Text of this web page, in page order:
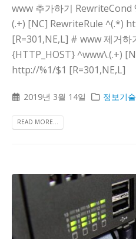
www 추가하기 RewriteCond
(.+) [NC] RewriteRule ^(.*)
[R=301,NE,L] # www 제거하
{HTTP_HOST} ^www\.(.+)
http://%1/$1 [R=301,NE,L]
2019년 3월 14일 정보기술
READ MORE...